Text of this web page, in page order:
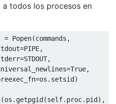
a todos los procesos en
= Popen(commands ,
=PIPE,
=STDOUT,
=True,
=os . setsid)
(os . getpgid(self. proc. pid),